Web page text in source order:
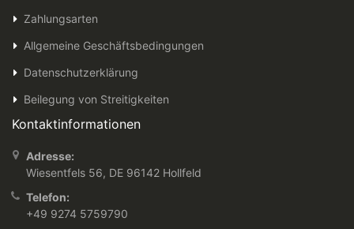
Zahlungsarten
Allgemeine Geschäftsbedingungen
Datenschutzerklärung
Beilegung von Streitigkeiten
Kontaktinformationen
Adresse:
Wiesentfels 56, DE 96142 Hollfeld
Telefon:
+49 9274 5759790